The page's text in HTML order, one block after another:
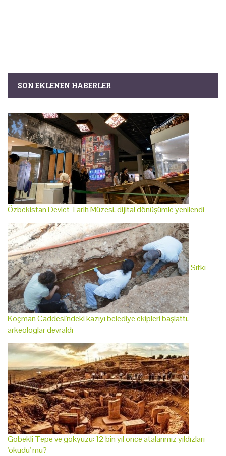
SON EKLENEN HABERLER
Özbekistan Devlet Tarih Müzesi, dijital dönüşümle yenilendi
Sıtkı
Koçman Caddesi'ndeki kazıyı belediye ekipleri başlattı,
arkeologlar devraldı
Göbekli Tepe ve gökyüzü: 12 bin yıl önce atalarımız yıldızları
'okudu' mu?